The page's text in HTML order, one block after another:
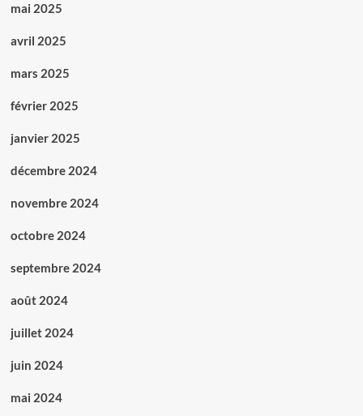
mai 2025
avril 2025
mars 2025
février 2025
janvier 2025
décembre 2024
novembre 2024
octobre 2024
septembre 2024
août 2024
juillet 2024
juin 2024
mai 2024